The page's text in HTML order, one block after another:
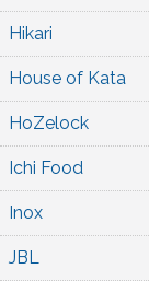
Hikari
House of Kata
HoZelock
Ichi Food
Inox
JBL